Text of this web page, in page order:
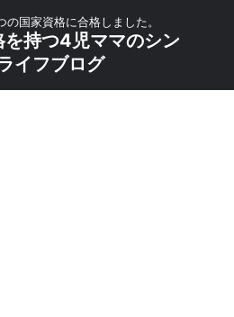
国家資格に合格しました。
持つ4児ママのシン
イフブログ